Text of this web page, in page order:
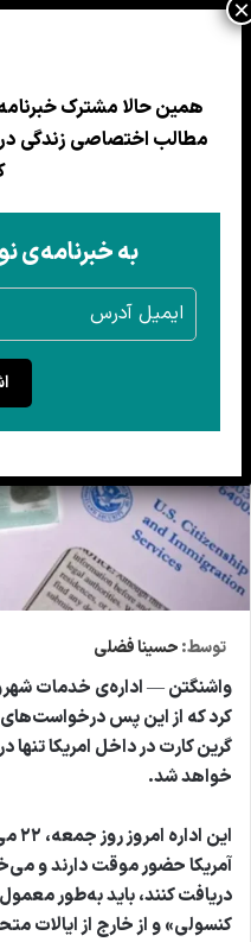
امریکا روند
دارندگان
توسط:حسینا فضلی
واشنگتن — اداره‌ی خدمات
کرد که از این پس
گرین کارت در داخل امریکا تنها
خواهد شد.
آمریکا حضور موقت دارند و
دریافت کنند، باید به‌طور
کنسولی» و از خارج از ایالات
همین حالا مشترک
مطالب اختصاصی زندگی در
به خبرنامه‌ی